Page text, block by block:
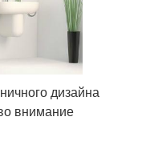
дизайна
внимание